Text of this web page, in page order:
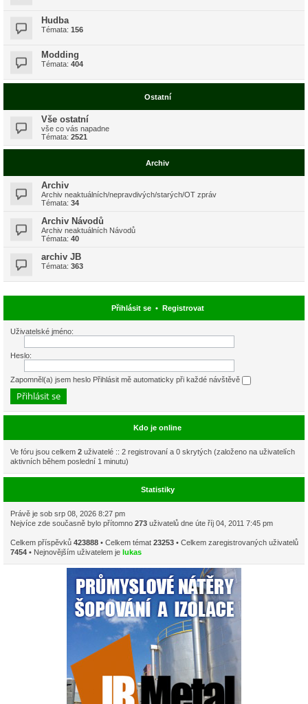
Hudba
Témata: 156
Modding
Témata: 404
Ostatní
Vše ostatní
vše co vás napadne
Témata: 2521
Archiv
Archiv
Archiv neaktuálních/nepravdivých/starých/OT zpráv
Témata: 34
Archiv Návodů
Archiv neaktuálních Návodů
Témata: 40
archiv JB
Témata: 363
Přihlásit se• Registrovat
Uživatelské jméno:
Heslo:
Zapomněl(a) jsem heslo Přihlásit mě automaticky při každé návštěvě
Kdo je online
Ve fóru jsou celkem 2 uživatelé :: 2 registrovaní a 0 skrytých (založeno na uživatelích
aktivních během poslední 1 minutu)
Statistiky
Právě je sob srp 08, 2026 8:27 pm
Nejvíce zde současně bylo přítomno 273 uživatelů dne úte říj 04, 2011 7:45 pm
Celkem příspěvků 423888 • Celkem témat 23253 • Celkem zaregistrovaných uživatelů
7454 • Nejnovějším uživatelem je lukas